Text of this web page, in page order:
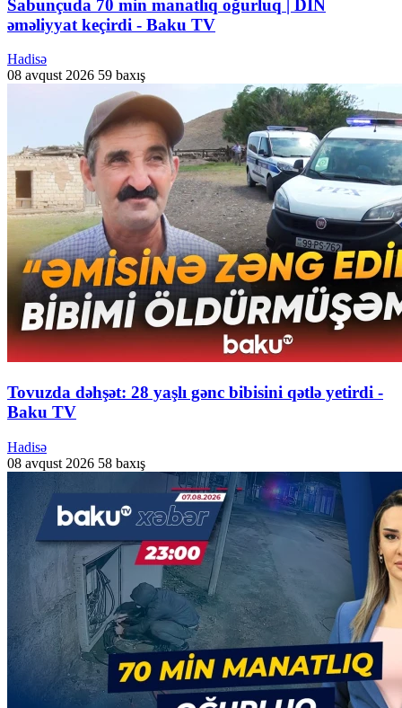
Sabunçuda 70 min manatlıq oğurluq | DİN
əməliyyat keçirdi - Baku TV
Hadisə
08 avqust 2026 59 baxış
Tovuzda dəhşət: 28 yaşlı gənc bibisini qətlə yetirdi -
Baku TV
Hadisə
08 avqust 2026 58 baxış